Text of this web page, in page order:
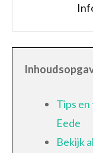
Tips
Eede
Bekijk